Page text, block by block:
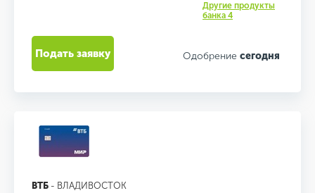
Другие продукты
банка 4
Одобрение сегодня
Подать заявку
ВТБ - ВЛАДИВОСТОК